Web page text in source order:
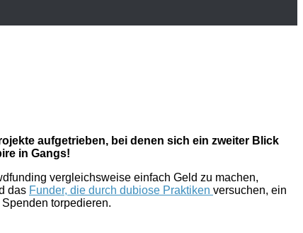
aufgetrieben, bei denen sich ein zweiter Blick
in Gangs!
vergleichsweise einfach Geld zu machen,
das Funder, die durch dubiose Praktiken versuchen, ein
torpedieren.